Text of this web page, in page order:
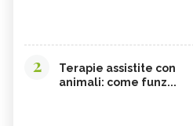
2
Terapie assistite con
animali: come funz...